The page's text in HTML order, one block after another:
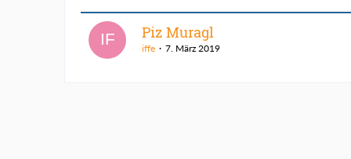
Piz Muragl
iffe 7. März 2019